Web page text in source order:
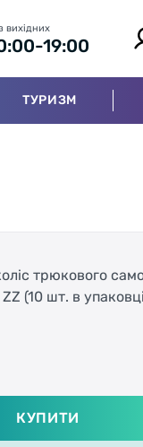
вихідних
19:00
ТУРИЗМ
трюкового
(10 шт. в
КУПИТИ